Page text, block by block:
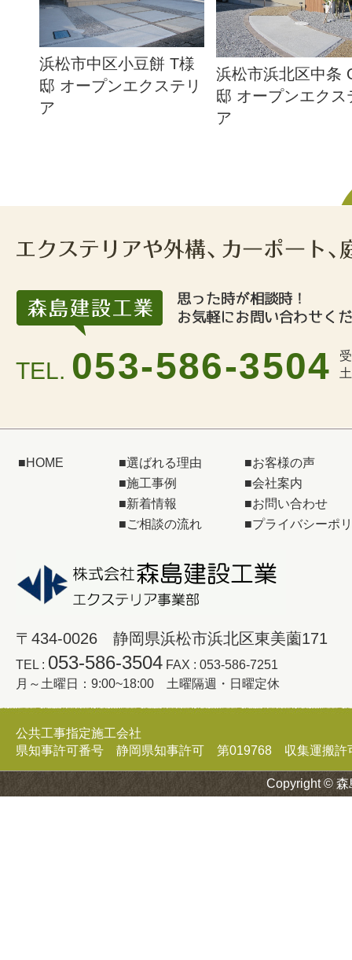
浜松市中区小豆餅 T様
邸 オープンエクステリ
ア
浜松市浜北区中条
邸 オープンエクス
ア
TEL. 053-586-3504
■HOME ■選ばれる理由
■施工事例
■新着情報
■ご相談の流れ
■お客様の声
■会社案内
■お問い合わせ
■プライバシーポ
〒434-0026 静岡県浜松市浜北区東美薗171
TEL : 053-586-3504 FAX : 053-586-7251
月～土曜日：9:00~18:00 土曜隔週・日曜定休
公共工事指定施工会社
県知事許可番号 静岡県知事許可 第019768 収集運搬
Copyright © 森